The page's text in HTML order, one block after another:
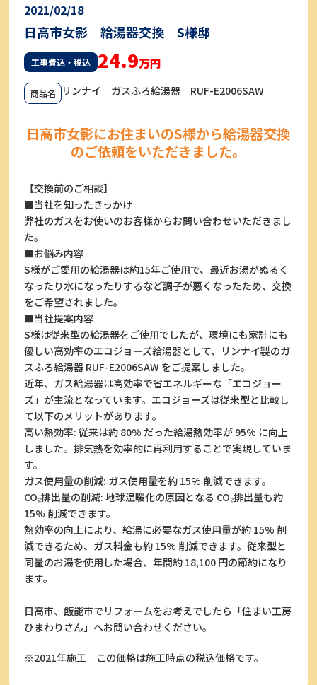
2021/02/18
日高市女影 給湯器交換 S様邸
工事費込・税込 24.9万円
商品名 リンナイ ガスふろ給湯器 RUF-E2006SAW
日高市女影にお住まいのS様から給湯器交換
のご依頼をいただきました。
【交換前のご相談】
■当社を知ったきっかけ
弊社のガスをお使いのお客様からお問い合わせいただきまし
た。
■お悩み内容
S様がご愛用の給湯器は約15年ご使用で、最近お湯がぬるく
なったり水になったりするなど調子が悪くなったため、交換
をご希望されました。
■当社提案内容
S様は従来型の給湯器をご使用でしたが、環境にも家計にも
優しい高効率のエコジョーズ給湯器として、リンナイ製のガ
スふろ給湯器 RUF-E2006SAW をご提案しました。
近年、ガス給湯器は高効率で省エネルギーな「エコジョー
ズ」が主流となっています。エコジョーズは従来型と比較し
て以下のメリットがあります。
高い熱効率: 従来は約 80% だった給湯熱効率が 95% に向上
しました。排気熱を効率的に再利用することで実現していま
す。
ガス使用量の削減: ガス使用量を約 15% 削減できます。
CO₂排出量の削減: 地球温暖化の原因となる CO₂排出量も約
15% 削減できます。
熱効率の向上により、給湯に必要なガス使用量が約 15% 削
減できるため、ガス料金も約 15% 削減できます。従来型と
同量のお湯を使用した場合、年間約 18,100 円の節約になり
ます。
日高市、飯能市でリフォームをお考えでしたら「住まい工房
ひまわりさん」へお問い合わせください。
※2021年施工 この価格は施工時点の税込価格です。